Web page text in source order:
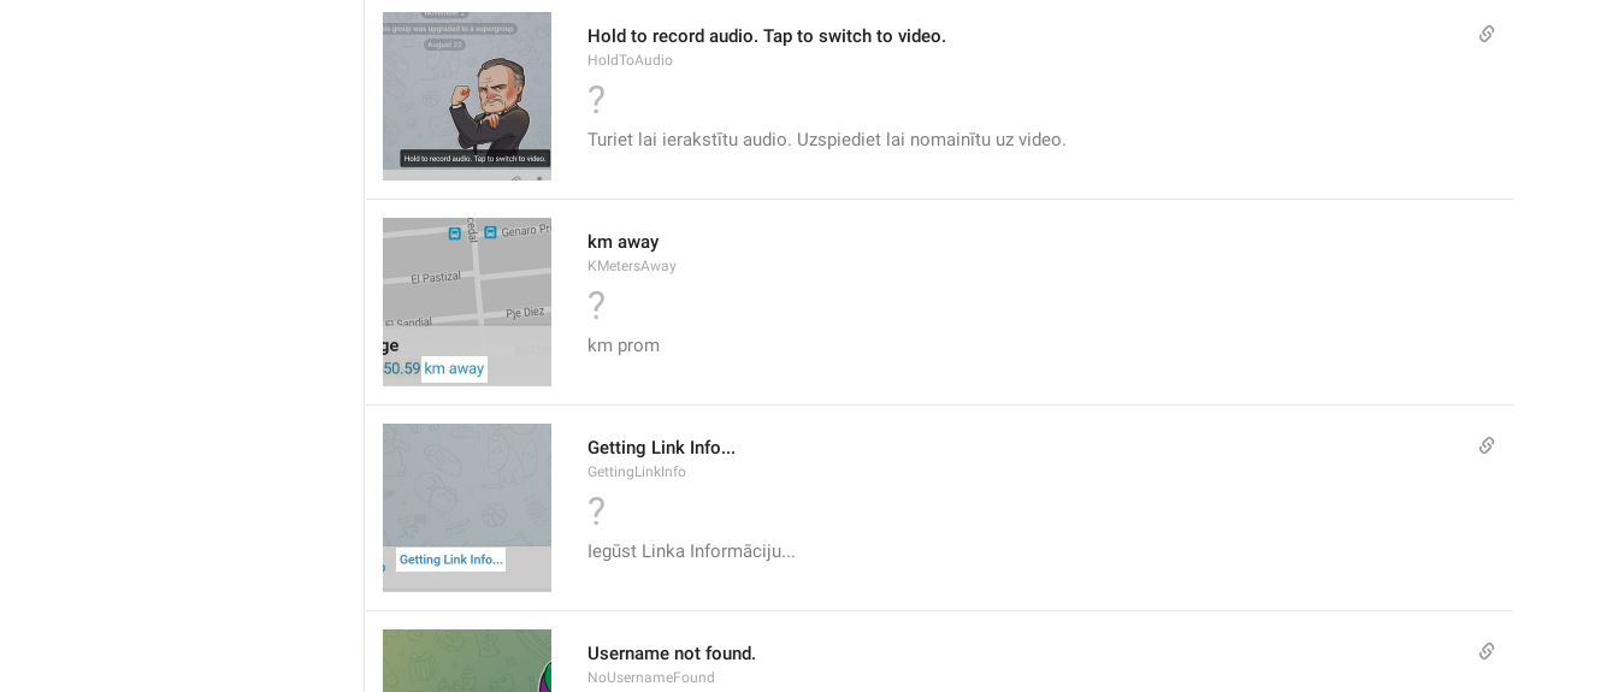
Hold to record audio. Tap to switch to video.
HoldToAudio
?
Turiet lai ierakstītu audio. Uzspiediet lai nomainītu uz video.
km away
KMetersAway
?
km prom
Getting Link Info...
GettingLinkInfo
?
Iegūst Linka Informāciju...
Username not found.
NoUsernameFound